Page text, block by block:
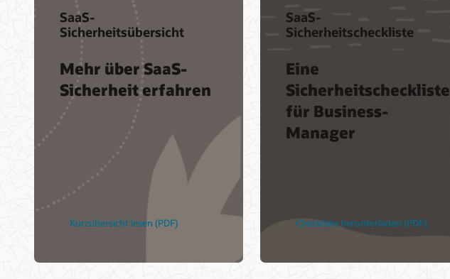
SaaS-
Sicherheitsübersicht
Mehr über SaaS-
Sicherheit erfahren
Kurzübersicht lesen (PDF)
SaaS-
Sicherheitscheckliste
Eine
Sicherheitscheckliste
für Business-
Manager
Checkliste herunterladen (PDF)